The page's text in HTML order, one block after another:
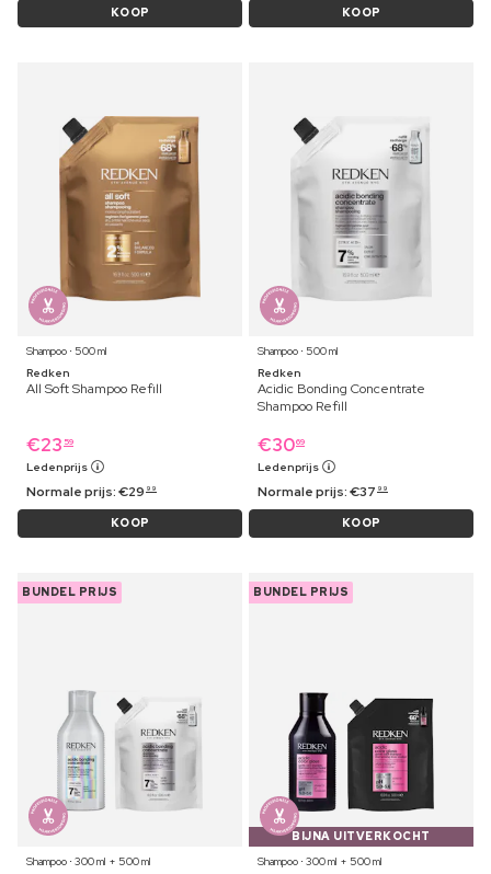
KOOP KOOP
Shampoo ⋅ 500 ml
Redken
All Soft Shampoo Refill
€23 59
Ledenprijs
Normale prijs:€29 99
KOOP
Shampoo ⋅ 500 ml
Redken
Acidic Bonding Concentrate
Shampoo Refill
€3069
Ledenprijs
Normale prijs:€37 99
KOOP
BUNDEL PRIJS
Shampoo ⋅ 300 ml + 500 ml
BUNDEL PRIJS
BIJNA UITVERKOCHT
Shampoo ⋅ 300 ml + 500 ml